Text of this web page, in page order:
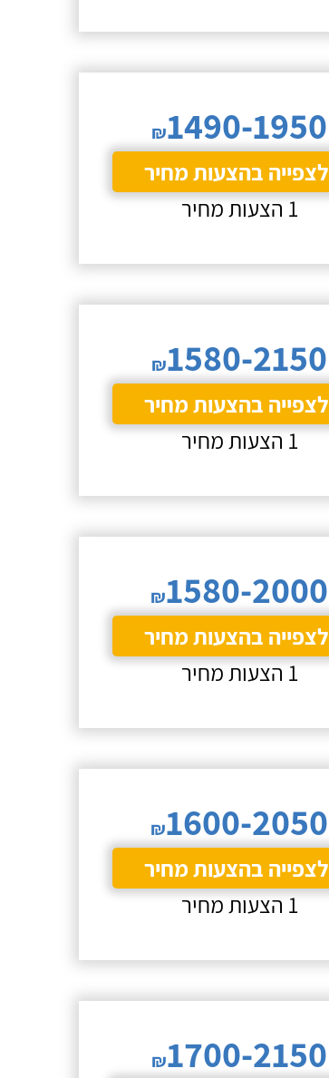
₪1490-1950
לצפייה בהצעות מחיר
1 הצעות מחיר
₪1580-2150
לצפייה בהצעות מחיר
1 הצעות מחיר
₪1580-2000
לצפייה בהצעות מחיר
1 הצעות מחיר
₪1600-2050
לצפייה בהצעות מחיר
1 הצעות מחיר
₪1700-2150